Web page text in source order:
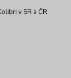
v SR a ČR.